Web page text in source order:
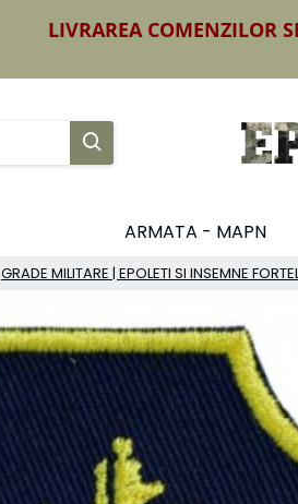
LIVRAREA COMENZILOR
ARMATA - MAPN
GRADE MILITARE | EPOLETI SI INSEMNE